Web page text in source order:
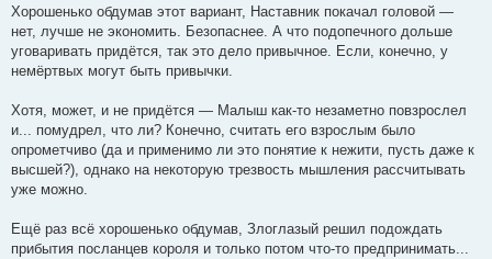
Хорошенько обдумав этот вариант, Наставник покачал головой —
нет, лучше не экономить. Безопаснее. А что подопечного дольше
уговаривать придётся, так это дело привычное. Если, конечно, у
немёртвых могут быть привычки.
Хотя, может, и не придётся — Малыш как-то незаметно повзрослел
и... помудрел, что ли? Конечно, считать его взрослым было
опрометчиво (да и применимо ли это понятие к нежити, пусть даже к
высшей?), однако на некоторую трезвость мышления рассчитывать
уже можно.
Ещё раз всё хорошенько обдумав, Злоглазый решил подождать
прибытия посланцев короля и только потом что-то предпринимать...